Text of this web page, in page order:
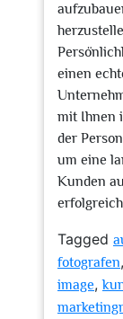
einen
mit Ihnen
der
um eine
Kunden
Tagged
fotografen,
image,